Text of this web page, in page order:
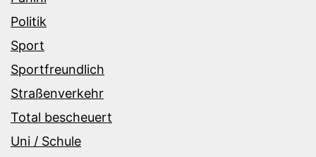
Politik
Sport
Sportfreundlich
Straßenverkehr
Total bescheuert
Uni / Schule